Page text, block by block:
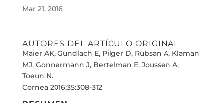
Mar 21, 2016
AUTORES DEL ARTÍCULO ORIGINAL
Maier AK, Gundlach E, Pilger D, Rübsan A, Klaman
MJ, Gonnermann J, Bertelman E, Joussen A,
Toeun N.
Cornea 2016;35:308-312